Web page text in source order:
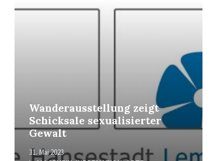
Wanderausstellung zeigt
Schicksale sexualisierter
Gewalt
31. Mai 2023
erfahren